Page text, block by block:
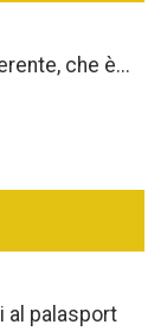
che è...
al palasport